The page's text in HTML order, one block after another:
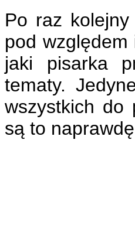
Po raz kolejny
pod względem
jaki pisarka
tematy.
wszystkich do
są to